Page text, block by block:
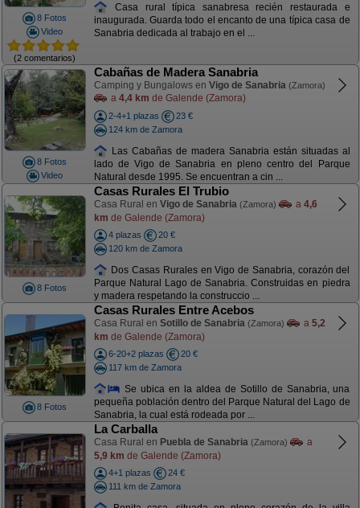
8 Fotos
Video
(2 comentarios)
Casa rural típica sanabresa recién restaurada e
inaugurada. Guarda todo el encanto de una típica casa de
Sanabria dedicada al trabajo en el ...
8 Fotos
Video
Cabañas de Madera Sanabria
Camping y Bungalows en Vigo de Sanabria (Zamora)
a 4,4 km de Galende (Zamora)
2-4+1 plazas
23 €
124 km de Zamora
Las Cabañas de madera Sanabria están situadas al
lado de Vigo de Sanabria en pleno centro del Parque
Natural desde 1995. Se encuentran a cin ...
8 Fotos
Casas Rurales El Trubio
Casa Rural en Vigo de Sanabria (Zamora) a 4,6
km de Galende (Zamora)
4 plazas
20 €
120 km de Zamora
Dos Casas Rurales en Vigo de Sanabria, corazón del
Parque Natural Lago de Sanabria. Construidas en piedra
y madera respetando la construccio ...
8 Fotos
Casas Rurales Entre Acebos
Casa Rural en Sotillo de Sanabria (Zamora) a 5,2
km de Galende (Zamora)
6-20+2 plazas
20 €
117 km de Zamora
Se ubica en la aldea de Sotillo de Sanabria, una
pequeña población dentro del Parque Natural del Lago de
Sanabria, la cual está rodeada por ...
La Carballa
Casa Rural en Puebla de Sanabria (Zamora)
a
5,9 km de Galende (Zamora)
4+1 plazas
24 €
111 km de Zamora